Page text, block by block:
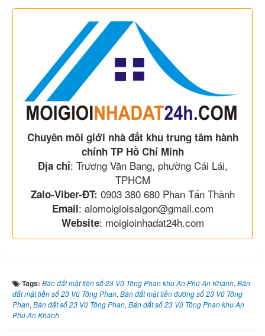
Chuyên môi giới nhà đất khu trung tâm hành
chính TP Hồ Chí Minh
Địa chỉ: Trương Văn Bang, phường Cái Lái,
TPHCM
Zalo-Viber-ĐT: 0903 380 680 Phan Tấn Thành
Email: alomoigioisaigon@gmail.com
Website: moigioinhadat24h.com
Tags: Bán đất mặt tiền số 23 Vũ Tông Phan khu An Phú An Khánh, Bán
đất mặt tiền số 23 Vũ Tông Phan, Bán đất mặt tiền đường số 23 Vũ Tông
Phan, Bán đất số 23 Vũ Tông Phan, Bán đất số 23 Vũ Tông Phan khu An
Phú An Khánh